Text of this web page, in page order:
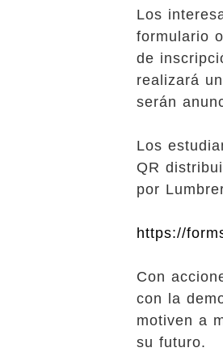
Los
formulario
de
realizará
serán
Los
QR
por
https://
Con
con la
motiven a
su futuro.